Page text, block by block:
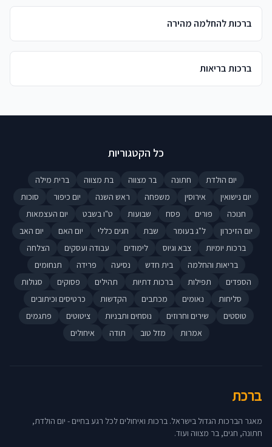
ברכות להחלמה מהירה
ברכות בריאות
כל הקטגוריות
יום הולדת חתונה בר מצווה בת מצווה
ברית מילה
יום נישואין
אירוסין משפחה ראש השנה יום כיפור
סוכות
חנוכה
פורים פסח שבועות ט"ו בשבט
יום העצמאות
יום הזיכרון
ל"ג בעומר שבת חגים כללי יום האם
יום האב
ברכות יומיות
צבא וגיוס לימודים עבודה ועסקים
הצלחה
בריאות והחלמה
בית חדש נסיעה פרידה
תנחומים
הספדים
תפילות ברכות דתיות תהילים פסוקים
סגולות
סליחות
נאומים מכתבים הקדשות
כרטיסים וכיתובים
טוסטים
שירים וחרוזים נוסחים ותבניות ציטוטים
פתגמים
אמרות
מזל טוב תודה איחולים
ברכת
מאגר הברכות הגדול בישראל. ברכות ואיחולים לכל רגע בחיים - יום הולדת,
חתונה, חגים, בר מצווה ועוד.